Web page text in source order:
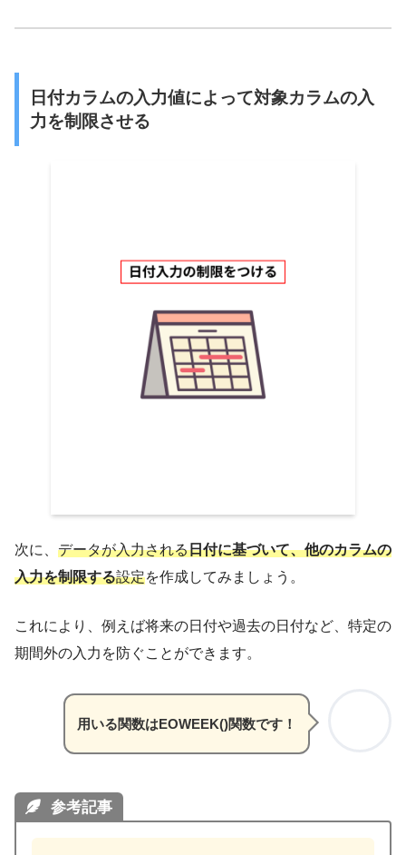
日付カラムの入力値によって対象カラムの入
力を制限させる
次に、 データが入力される日付に基づいて、他のカラムの
入力を制限する設定を作成してみましょう。
これにより、例えば将来の日付や過去の日付など、特定の
期間外の入力を防ぐことができます。
用いる関数はEOWEEK()関数です！
参考記事